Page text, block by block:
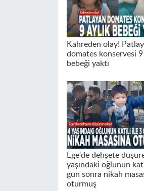
Kahreden olay!
domates konservesi 9
bebeği yaktı
Ege'de dehşete
yaşındaki oğlunun
gün sonra nikah
oturmuş